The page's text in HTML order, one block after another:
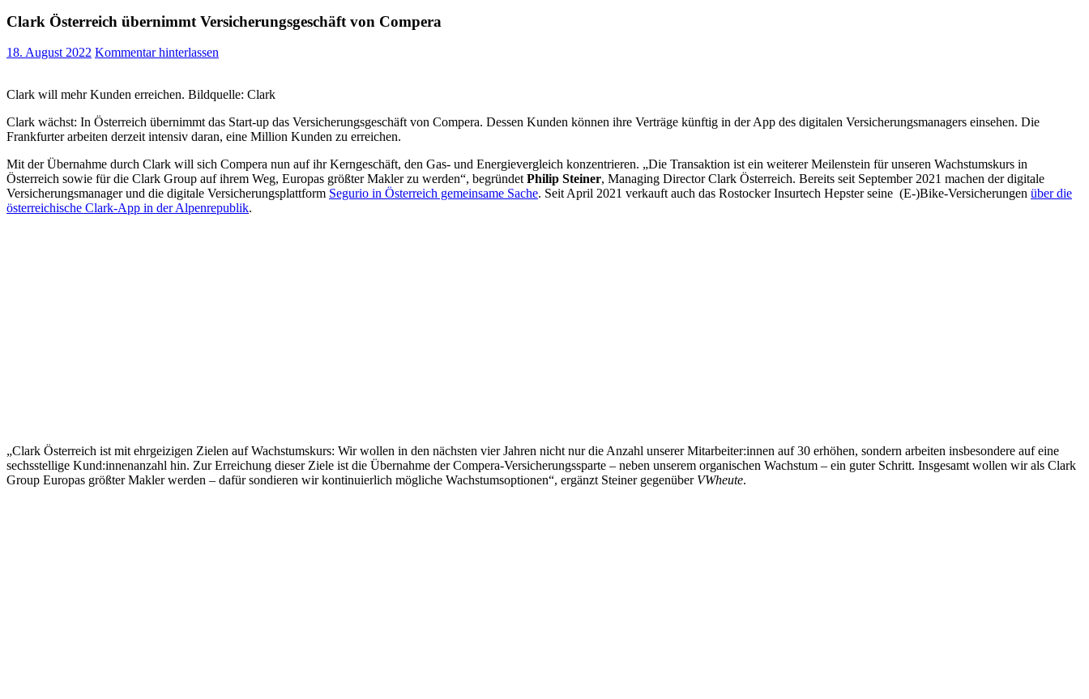
Clark Österreich übernimmt Versicherungsgeschäft von Compera
18. August 2022 Kommentar hinterlassen
Clark will mehr Kunden erreichen. Bildquelle: Clark
Clark wächst: In Österreich übernimmt das Start-up das Versicherungsgeschäft von Compera. Dessen Kunden können ihre Verträge künftig in der App des digitalen Versicherungsmanagers einsehen. Die
Frankfurter arbeiten derzeit intensiv daran, eine Million Kunden zu erreichen.
Mit der Übernahme durch Clark will sich Compera nun auf ihr Kerngeschäft, den Gas- und Energievergleich konzentrieren. „Die Transaktion ist ein weiterer Meilenstein für unseren Wachstumskurs in
Österreich sowie für die Clark Group auf ihrem Weg, Europas größter Makler zu werden“, begründetPhilip Steiner, Managing Director Clark Österreich. Bereits seit September 2021 machen der digitale
Versicherungsmanager und die digitale Versicherungsplattform Segurio in Österreich gemeinsame Sache. Seit April 2021 verkauft auch das Rostocker Insurtech Hepster seine (E-)Bike-Versicherungen über die
österreichische Clark-App in der Alpenrepublik.
„Clark Österreich ist mit ehrgeizigen Zielen auf Wachstumskurs: Wir wollen in den nächsten vier Jahren nicht nur die Anzahl unserer Mitarbeiter:innen auf 30 erhöhen, sondern arbeiten insbesondere auf eine
sechsstellige Kund:innenanzahl hin. Zur Erreichung dieser Ziele ist die Übernahme der Compera-Versicherungssparte – neben unserem organischen Wachstum – ein guter Schritt. Insgesamt wollen wir als Clark
Group Europas größter Makler werden – dafür sondieren wir kontinuierlich mögliche Wachstumsoptionen“, ergänzt Steiner gegenüber VWheute.